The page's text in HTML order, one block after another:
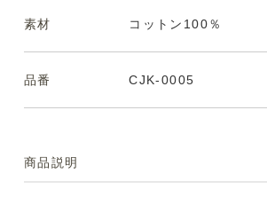
素材 コットン100％
品番 CJK-0005
商品説明